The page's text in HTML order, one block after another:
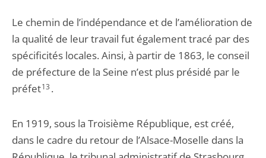
Le chemin de l’indépendance et de l’amélioration de
la qualité de leur travail fut également tracé par des
spécificités locales. Ainsi, à partir de 1863, le conseil
de préfecture de la Seine n’est plus présidé par le
préfet13 .
En 1919, sous la Troisième République, est créé,
dans le cadre du retour de l’Alsace-Moselle dans la